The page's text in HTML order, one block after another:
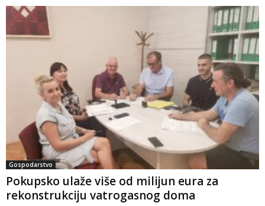
Gospodarstvo
Pokupsko ulaže više od milijun eura za
rekonstrukciju vatrogasnog doma